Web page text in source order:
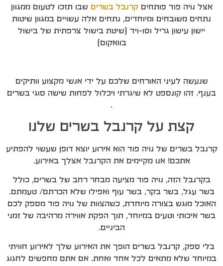
אצל נויה פוד פותחיםקרנבל בשרים שבו תזכו לטעום ממגוון
נתחים משובחים ומיוחדים, נתחים אלה עשויים במגוון שיטות
יישון עישון גריל וסו-ויד {שיטת בישול צרפתית של בישול
בוואקום}
שנעשה לעיני האורחים שלכם על ידי אנשי מקצוע וותיקים
בענף. זהו קונספט לא שיגרתי ויכלול לפחות שישה סוגי בשרים
.
קצת על קרנבל בשרים שלנו
קרנבל בשרים של נויה פוד הוא אירוע יוצא דופן שעשוי להפתיע
אתכם! אנו מקיימים את הקרנבל אצלך באירוע.
בקרנבל הזה, נויה פוד מציעה מבחר רחב של בשרים, כולל
בשר עגל, בשר בקר, בשר עוף ואפילו שלא הכרתם/ טעמתם.
האוכל מוגש בצורה מיוחדת, כשהצוות של נויה פוד מספק לכם
בשר איכותי וטעים במיוחד, תוך הפקת אווירה מרהיבה של זמני
הביניים.
בלי ספק, קרנבל בשרים הופך את האירוע שלך לאירוע חוויתי
במיוחד שלא מתאים לכל אחד ואחת. אם אתם מחפשים לחגוג